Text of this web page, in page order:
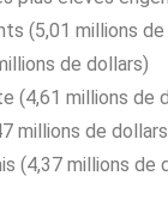
(5,01 millions de
de dollars)
(4,61 millions de
millions de
(4,37 millions de